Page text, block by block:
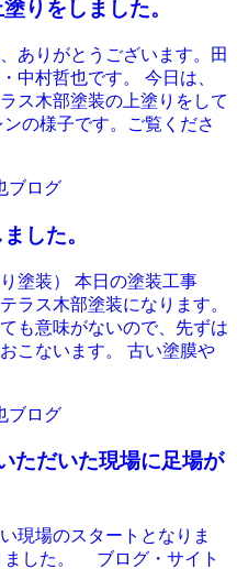
塗りをしました。
ありがとうございます。田
中村哲也です。 今日は、
ス木部塗装の上塗りをして
の様子です。ご覧くださ
ブログ
ました。
塗装） 本日の塗装工事
ラス木部塗装になります。
も意味がないので、先ずは
こないます。 古い塗膜や
ブログ
ただいた現場に足場が
現場のスタートとなりま
ました。 ブログ・サイト